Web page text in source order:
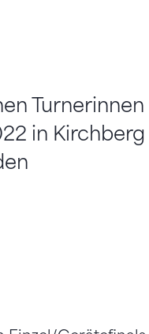
Turnerinnen
in Kirchberg